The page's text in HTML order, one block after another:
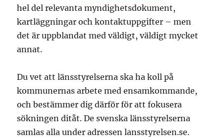
hel del relevanta myndighetsdokument,
kartläggningar och kontaktuppgifter – men
det är uppblandat med väldigt, väldigt mycket
annat.
Du vet att länsstyrelserna ska ha koll på
kommunernas arbete med ensamkommande,
och bestämmer dig därför för att fokusera
sökningen ditåt. De svenska länsstyrelserna
samlas alla under adressen lansstyrelsen.se.